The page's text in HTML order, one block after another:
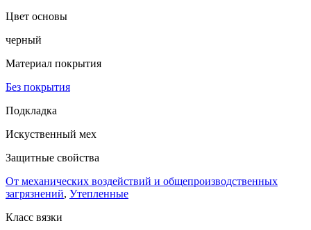
Цвет основы
черный
Материал покрытия
Без покрытия
Подкладка
Искуственный мех
Защитные свойства
От механических воздействий и общепроизводственных
загрязнений, Утепленные
Класс вязки